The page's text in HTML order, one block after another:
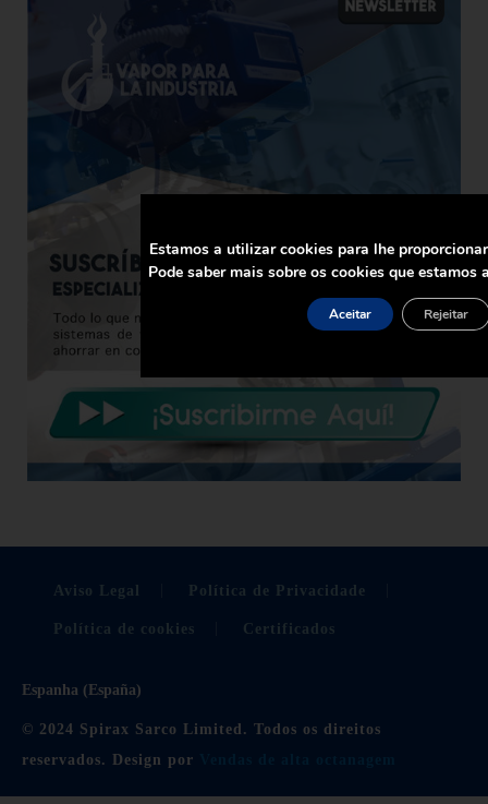
Aviso Legal Política de Privacidade
Política de cookies Certificados
Espanha (España)
© 2024 Spirax Sarco Limited. Todos os direitos
reservados. Design por
Estamos a utilizar cookies para lhe
Pode saber mais sobre os cookies que
Aceitar Rejeitar